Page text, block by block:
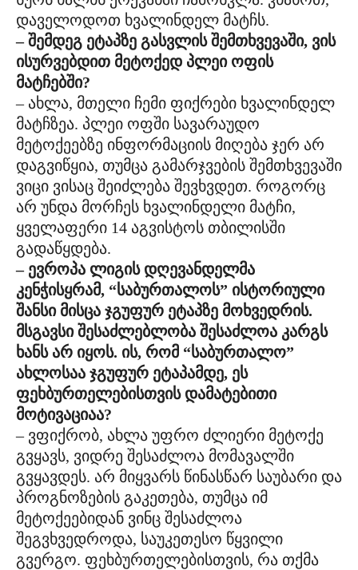
დაველოდოთ ხვალინდელ მატჩს.
– შემდეგ ეტაპზე გასვლის შემთხვევაში, ვის
ისურვებდით მეტოქედ პლეი ოფის
მატჩებში?
– ახლა, მთელი ჩემი ფიქრები ხვალინდელ
მატჩზეა. პლეი ოფში სავარაუდო
მეტოქეებზე ინფორმაციის მიღება ჯერ არ
დაგვიწყია, თუმცა გამარჯვების შემთხვევაში
ვიცი ვისაც შეიძლება შევხვდეთ. როგორც
არ უნდა მორჩეს ხვალინდელი მატჩი,
ყველაფერი 14 აგვისტოს თბილისში
გადაწყდება.
– ევროპა ლიგის დღევანდელმა
კენჭისყრამ, “საბურთალოს” ისტორიული
შანსი მისცა ჯგუფურ ეტაპზე მოხვედრის.
მსგავსი შესაძლებლობა შესაძლოა კარგს
ხანს არ იყოს. ის, რომ “საბურთალო”
ახლოსაა ჯგუფურ ეტაპამდე, ეს
ფეხბურთელებისთვის დამატებითი
მოტივაციაა?
– ვფიქრობ, ახლა უფრო ძლიერი მეტოქე
გვყავს, ვიდრე შესაძლოა მომავალში
გვყავდეს. არ მიყვარს წინასწარ საუბარი და
პროგნოზების გაკეთება, თუმცა იმ
მეტოქეებიდან ვინც შესაძლოა
შეგვხვედროდა, საუკეთესო წყვილი
გვერგო. ფეხბურთელებისთვის, რა თქმა